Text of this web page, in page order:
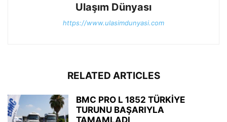
Ulaşım Dünyası
https://www.ulasimdunyasi.com
RELATED ARTICLES
BMC PRO L 1852 TÜRKİYE
TURUNU BAŞARIYLA
TAMAMLADI